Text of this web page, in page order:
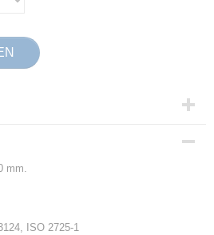
mm.
ISO 2725-1